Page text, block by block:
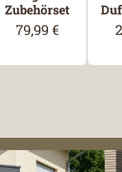
Zubehörset
Regulärer Preis:
79,99 €